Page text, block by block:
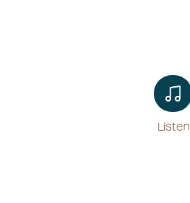
Listen​